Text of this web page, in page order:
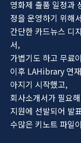
영화제 출품 일정과
정을 운영하기 위해
간단한 카드뉴스 디
서,
가볍기도 하고 무료
이후 LAHibrary 연
아지기 시작했고,
회사소개서가 필요
지원에 선발되어 발
수많은 키노트 파일